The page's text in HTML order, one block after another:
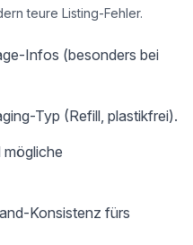
teure Listing-Fehler.
Infos (besonders bei
Typ (Refill, plastikfrei).
Konsistenz fürs